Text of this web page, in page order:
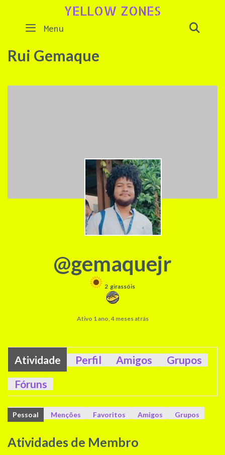
content
YELLOW ZONES
Menu
Rui Gemaque
@gemaquejr
2 girassóis
Ativo 1 ano, 4 meses atrás
Atividade Perfil Amigos
Grupos
Fóruns
Pessoal Menções Favoritos Amigos Grupos
Atividades de Membro